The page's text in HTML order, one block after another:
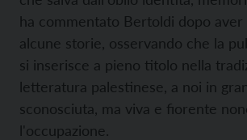
ha commentato Bertoldi dopo
alcune storie, osservando che la
si inserisce a pieno titolo nella
letteratura palestinese, a noi in
sconosciuta, ma viva e fiorente
l'occupazione.